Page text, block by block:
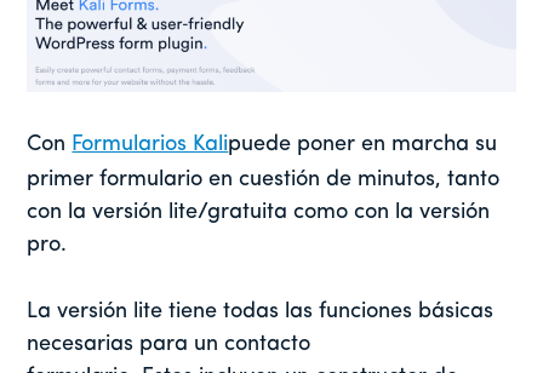
Con Formularios Kalipuede poner en marcha su
primer formulario en cuestión de minutos, tanto
con la versión lite/gratuita como con la versión
pro.
La versión lite tiene todas las funciones básicas
necesarias para un contacto